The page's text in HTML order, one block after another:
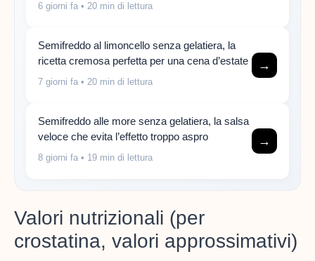
6 giorni fa • 20 min di lettura
Semifreddo al limoncello senza gelatiera, la
ricetta cremosa perfetta per una cena d’estate
7 giorni fa • 20 min di lettura
→
Semifreddo alle more senza gelatiera, la salsa
veloce che evita l’effetto troppo aspro
8 giorni fa • 19 min di lettura
→
Valori nutrizionali (per
crostatina, valori approssimativi)